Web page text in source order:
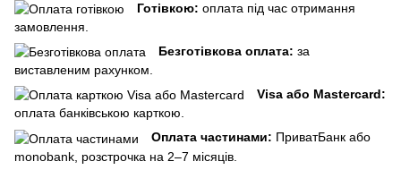
Готівкою: оплата під час отримання
замовлення.
Безготівкова оплата: за
виставленим рахунком.
Visa або Mastercard:
оплата банківською карткою.
Оплата частинами: ПриватБанк або
monobank, розстрочка на 2–7 місяців.